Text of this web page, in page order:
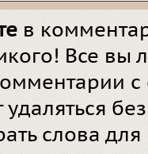
в
Все вы
удаляться
слова